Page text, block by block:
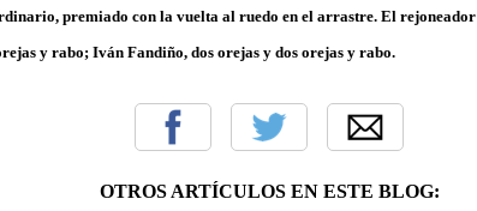
premiado con la vuelta al ruedo en el arrastre. El rejoneador
y rabo; Iván Fandiño, dos orejas y dos orejas y rabo.
OTROS ARTÍCULOS EN ESTE BLOG: